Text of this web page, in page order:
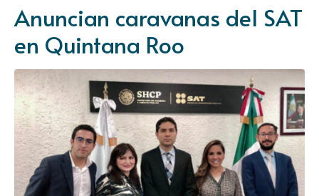
Anuncian caravanas del SAT
en Quintana Roo